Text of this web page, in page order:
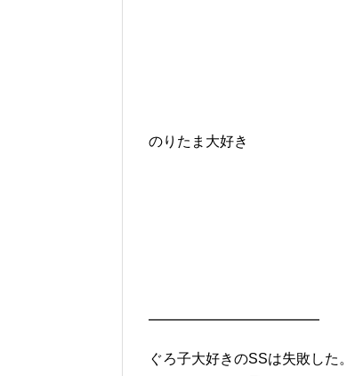
のりたま大好き
━━━━━━━━━━━━
ぐろ子大好きのSSは失敗した。